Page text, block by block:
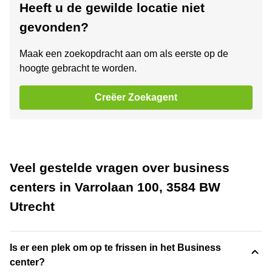
Heeft u de gewilde locatie niet
gevonden?
Maak een zoekopdracht aan om als eerste op de
hoogte gebracht te worden.
Creëer Zoekagent
Veel gestelde vragen over business
centers in Varrolaan 100, 3584 BW
Utrecht
Is er een plek om op te frissen in het Business
center?